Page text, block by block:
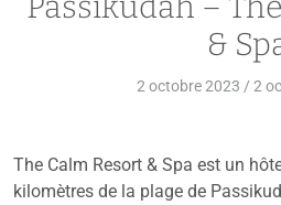
&
2 octobre 2023 / 2
The Calm Resort & Spa est un
kilomètres de la plage de